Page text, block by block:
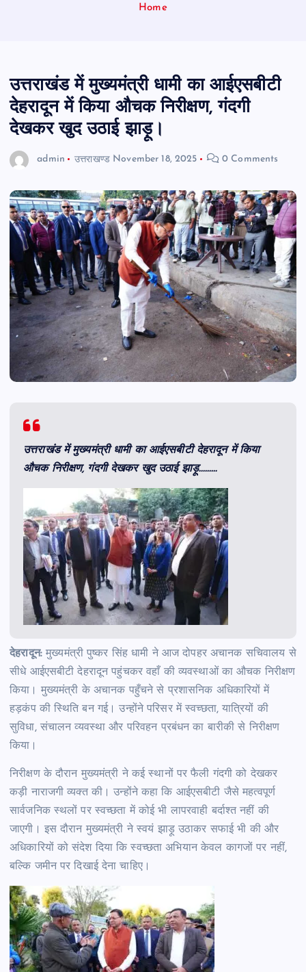
Home
उत्तराखंड में मुख्यमंत्री धामी का आईएसबीटी
देहरादून में किया औचक निरीक्षण, गंदगी
देखकर खुद उठाई झाड़ू।
admin उत्तराखण्ड November 18, 2025 0 Comments
उत्तराखंड में मुख्यमंत्री धामी का आईएसबीटी देहरादून में किया
औचक निरीक्षण, गंदगी देखकर खुद उठाई झाड़ू………
देहरादून:मुख्यमंत्री पुष्कर सिंह धामी ने आज दोपहर अचानक सचिवालय से
सीधे आईएसबीटी देहरादून पहुंचकर वहाँ की व्यवस्थाओं का औचक निरीक्षण
किया। मुख्यमंत्री के अचानक पहुँचने से प्रशासनिक अधिकारियों में
हड़कंप की स्थिति बन गई। उन्होंने परिसर में स्वच्छता, यात्रियों की
सुविधा, संचालन व्यवस्था और परिवहन प्रबंधन का बारीकी से निरीक्षण
किया।
निरीक्षण के दौरान मुख्यमंत्री ने कई स्थानों पर फैली गंदगी को देखकर
कड़ी नाराजगी व्यक्त की। उन्होंने कहा कि आईएसबीटी जैसे महत्वपूर्ण
सार्वजनिक स्थलों पर स्वच्छता में कोई भी लापरवाही बर्दाश्त नहीं की
जाएगी। इस दौरान मुख्यमंत्री ने स्वयं झाड़ू उठाकर सफाई भी की और
अधिकारियों को संदेश दिया कि स्वच्छता अभियान केवल कागजों पर नहीं,
बल्कि जमीन पर दिखाई देना चाहिए।